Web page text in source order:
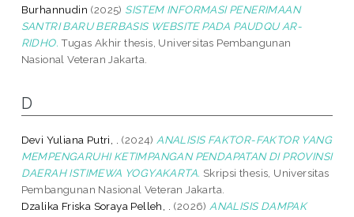
Burhannudin (2025) SISTEM INFORMASI PENERIMAAN
SANTRI BARU BERBASIS WEBSITE PADA PAUDQU AR-
RIDHO. Tugas Akhir thesis, Universitas Pembangunan
Nasional Veteran Jakarta.
D
Devi Yuliana Putri, . (2024) ANALISIS FAKTOR-FAKTOR YANG
MEMPENGARUHI KETIMPANGAN PENDAPATAN DI PROVINSI
DAERAH ISTIMEWA YOGYAKARTA. Skripsi thesis, Universitas
Pembangunan Nasional Veteran Jakarta.
Dzalika Friska Soraya Pelleh, .
(2026) ANALISIS DAMPAK